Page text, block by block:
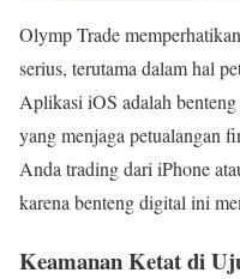
Olymp Trade
serius, terutama dalam hal
Aplikasi iOS adalah
yang menjaga petualangan
Anda trading dari iPhone
karena benteng digital ini
Keamanan Ketat di